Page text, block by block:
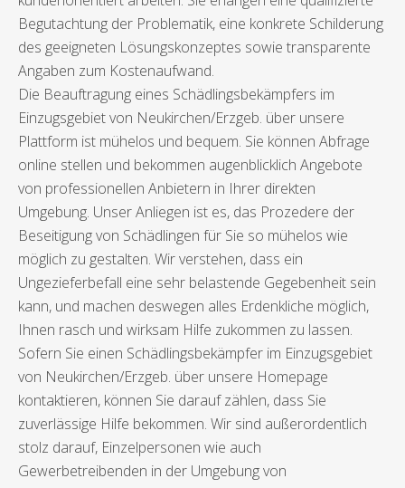
Begutachtung der Problematik, eine konkrete Schilderung
des geeigneten Lösungskonzeptes sowie transparente
Angaben zum Kostenaufwand.
Die Beauftragung eines Schädlingsbekämpfers im
Einzugsgebiet von Neukirchen/Erzgeb. über unsere
Plattform ist mühelos und bequem. Sie können Abfrage
online stellen und bekommen augenblicklich Angebote
von professionellen Anbietern in Ihrer direkten
Umgebung. Unser Anliegen ist es, das Prozedere der
Beseitigung von Schädlingen für Sie so mühelos wie
möglich zu gestalten. Wir verstehen, dass ein
Ungezieferbefall eine sehr belastende Gegebenheit sein
kann, und machen deswegen alles Erdenkliche möglich,
Ihnen rasch und wirksam Hilfe zukommen zu lassen.
Sofern Sie einen Schädlingsbekämpfer im Einzugsgebiet
von Neukirchen/Erzgeb. über unsere Homepage
kontaktieren, können Sie darauf zählen, dass Sie
zuverlässige Hilfe bekommen. Wir sind außerordentlich
stolz darauf, Einzelpersonen wie auch
Gewerbetreibenden in der Umgebung von